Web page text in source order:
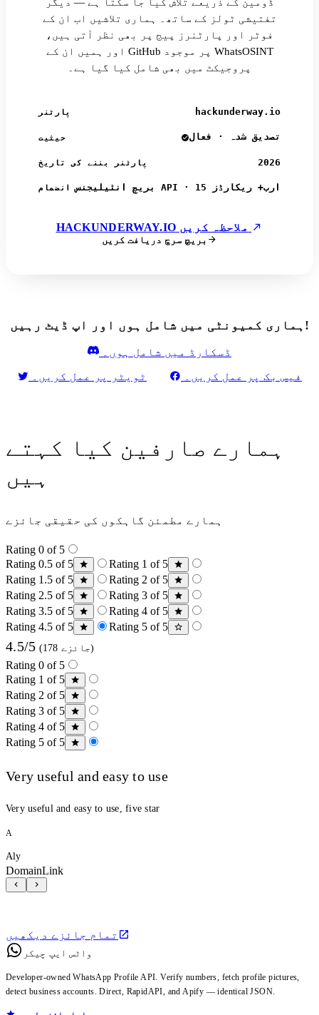
ڈومین کے ذریعے تلاش کیا جا سکتا ہے — دیگر
تفتیشی ٹولز کے ساتھ۔ ہماری تلاشیں اب ان کے
فوٹر اور پارٹنرز پیج پر بھی نظر آتی ہیں،
اور ہمیں ان کے GitHub پر موجود WhatsOSINT
پروجیکٹ میں بھی شامل کیا گیا ہے۔
پارٹنر hackunderway.io
حیثیت تصدیق شدہ · فعال
پارٹنر بننے کی تاریخ 2026
انضمام بریچ انٹیلیجنس API · 15 ارب+ ریکارڈز
بریچ سرچ دریافت کریں
ہماری کمیونٹی میں شامل ہوں اور اپ ڈیٹ رہیں!
ڈسکارڈ میں شامل ہوں۔
ٹویٹر پر عمل کریں۔
فیس بک پر عمل کریں۔
ہمارے صارفین کیا کہتے
ہیں
ہمارے مطمئن گاہکوں کی حقیقی جائزے
Rating 0 of 5
Rating 0.5 of 5
Rating 1 of 5
Rating 1.5 of 5
Rating 2 of 5
Rating 2.5 of 5
Rating 3 of 5
Rating 3.5 of 5
Rating 4 of 5
Rating 4.5 of 5
Rating 5 of 5
4.5/5 (178 جائزے)
Rating 0 of 5
Rating 1 of 5
Rating 2 of 5
Rating 3 of 5
Rating 4 of 5
Rating 5 of 5
Very useful and easy to use
Very useful and easy to use, five star
A
Aly
DomainLink
تمام جائزے دیکھیں
واٹس ایپ چیکر
Developer-owned WhatsApp Profile API. Verify numbers, fetch profile pictures,
detect business accounts. Direct, RapidAPI, and Apify — identical JSON.